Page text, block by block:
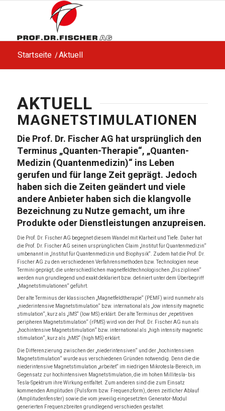
Startseite /Aktuell
AKTUELL
MAGNETSTIMULATIONEN
Die Prof. Dr. Fischer AG hat ursprünglich den
Terminus „Quanten-Therapie“, „Quanten-
Medizin (Quantenmedizin)“ ins Leben
gerufen und für lange Zeit geprägt. Jedoch
haben sich die Zeiten geändert und viele
andere Anbieter haben sich die klangvolle
Bezeichnung zu Nutze gemacht, um ihre
Produkte oder Dienstleistungen anzupreisen.
Die Prof. Dr. Fischer AG begegnet diesem Wandel mit Klarheit und Tiefe. Daher hat
die Prof. Dr. Fischer AG seinen ursprünglichen Claim „Institut für Quantenmedizin“
umbenannt in „Institut für Quantenmedizin und Biophysik“. Zudem hat die Prof. Dr.
Fischer AG zu den verschiedenen Verfahrensmethoden bzw. Technologien neue
Termini geprägt; die unterschiedlichen magnetfeldtechnologischen „Disziplinen“
werden nun grundlegend und exakt deklariert bzw. definiert unter dem Überbegriff
„Magnetstimulationen“ geführt.
Der alte Terminus der klassischen „Magnetfeldtherapie“ (PEMF) wird nunmehr als
„niederintensive Magnetstimulation“ bzw. international als „low intensity magnetic
stimulation“, kurz als „lMS“ (low MS) erklärt. Der alte Terminus der „repetitiven
peripheren Magnetstimulation“ (rPMS) wird von der Prof. Dr. Fischer AG nun als
„hochintensive Magnetstimulation“ bzw. international als „high intensity magnetic
stimulation“, kurz als „hMS“ (high MS) erklärt.
Die Differenzierung zwischen der „niederintensiven“ und der „hochintensiven
Magnetstimulation“ wurde aus verschiedenen Gründen notwendig. Denn die die
niederintensive Magnetstimulation „arbeitet“ im niedrigen Mikrotesla-Bereich, im
Gegensatz zur hochintensiven Magnetstimulation, die im hohen Millitesla- bis
Tesla-Spektrum ihre Wirkung entfaltet. Zum anderen sind die zum Einsatz
kommenden Amplituden (Pulsform bzw. Frequenzform), deren zeitlicher Ablauf
(Amplitudenfenster) sowie die vom jeweilig eingesetzten Generator-Modul
generierten Frequenzbreiten grundlegend verschieden gestaltet.